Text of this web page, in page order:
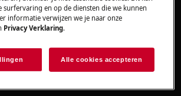
RISICO OP KNELLEN
surfervaring en op de diensten die we kunnen
informatie verwijzen we je naar onze
Privacy Verklaring.
Alle cookies accepteren